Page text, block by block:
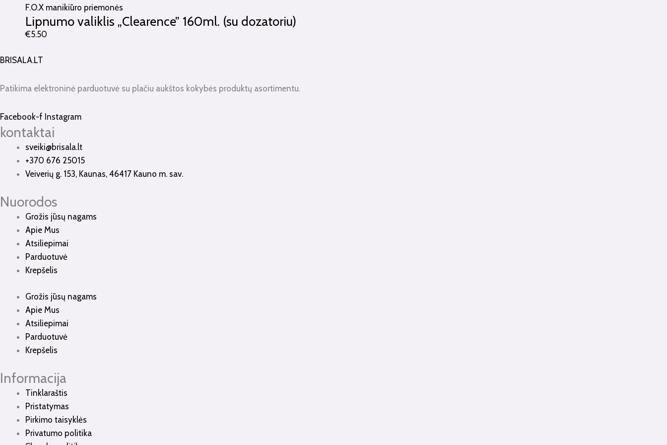
F.O.X manikiūro priemonės
Lipnumo valiklis „Clearence” 160ml. (su dozatoriu)
€5.50
BRISALA.LT
Patikima elektroninė parduotuvė su plačiu aukštos kokybės produktų asortimentu.
Facebook-f Instagram
kontaktai
sveiki@brisala.lt
+370 676 25015
Veiverių g. 153, Kaunas, 46417 Kauno m. sav.
Nuorodos
Grožis jūsų nagams
Apie Mus
Atsiliepimai
Parduotuvė
Krepšelis
Grožis jūsų nagams
Apie Mus
Atsiliepimai
Parduotuvė
Krepšelis
Informacija
Tinklaraštis
Pristatymas
Pirkimo taisyklės
Privatumo politika